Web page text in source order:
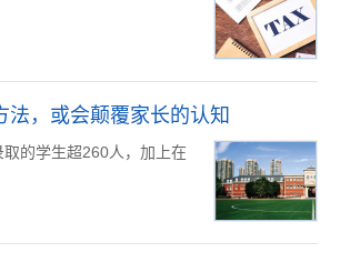
，或会颠覆家长的认知
的学生超260人，加上在